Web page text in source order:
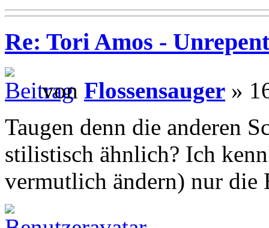
Re: Tori Amos -
von Flossensauger »
Taugen denn die anderen
stilistisch ähnlich? Ich
vermutlich ändern) nur die